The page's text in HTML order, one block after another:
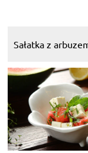
Sałatka z